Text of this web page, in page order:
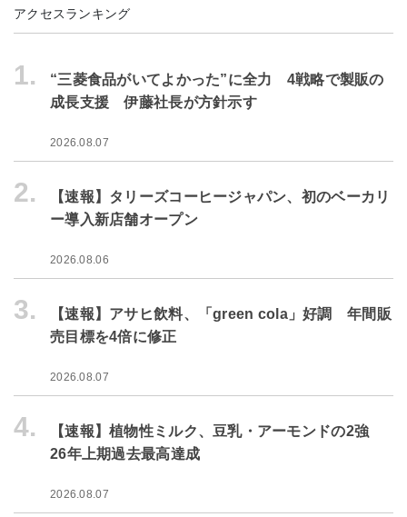
アクセスランキング
1.
“三菱食品がいてよかった”に全力 4戦略で製販の
成長支援 伊藤社長が方針示す
2026.08.07
2.
【速報】タリーズコーヒージャパン、初のベーカリ
ー導入新店舗オープン
2026.08.06
3.
【速報】アサヒ飲料、「green cola」好調 年間販
売目標を4倍に修正
2026.08.07
4.
【速報】植物性ミルク、豆乳・アーモンドの2強
26年上期過去最高達成
2026.08.07